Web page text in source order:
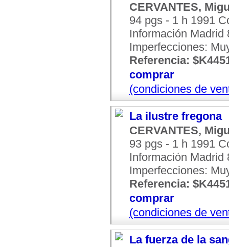
CERVANTES,
94 pgs - 1 h 1991
Información Madrid
Imperfecciones:
Referencia:
comprar
(condiciones de
La ilustre fregona
CERVANTES,
93 pgs - 1 h 1991
Información Madrid
Imperfecciones:
Referencia:
comprar
(condiciones de
La fuerza de la